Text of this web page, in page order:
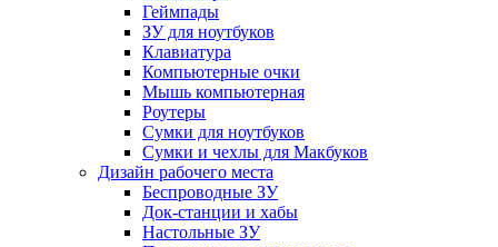
Геймпады
ЗУ для ноутбуков
Клавиатура
Компьютерные очки
Мышь компьютерная
Роутеры
Сумки для ноутбуков
Сумки и чехлы для Макбуков
Дизайн рабочего места
Беспроводные ЗУ
Док-станции и хабы
Настольные ЗУ